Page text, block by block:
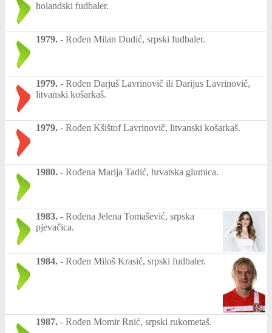
holandski fudbaler.
1979. - Rođen Milan Dudić, srpski fudbaler.
1979. - Rođen Darjuš Lavrinovič ili Darijus Lavrinovič,
litvanski košarkaš.
1979. - Rođen Kšištof Lavrinovič, litvanski košarkaš.
1980. - Rođena Marija Tadić, hrvatska glumica.
1983. - Rođena Jelena Tomašević, srpska
pjevačica.
1984. - Rođen Miloš Krasić, srpski fudbaler.
1987. - Rođen Momir Rnić, srpski rukometaš.